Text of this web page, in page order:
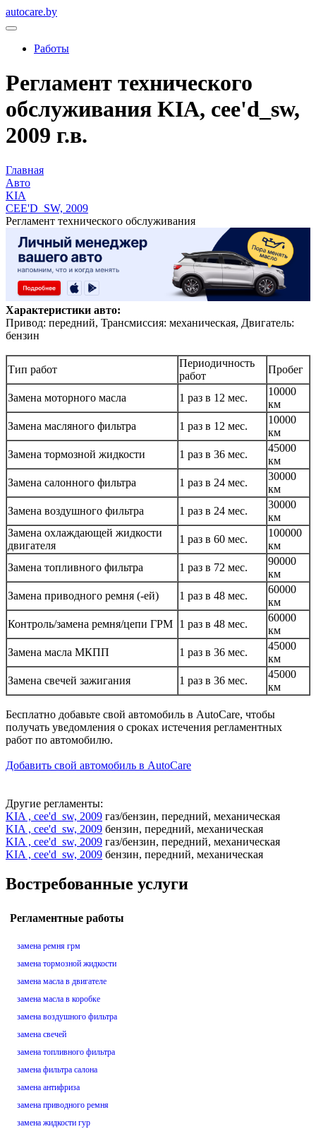
autocare.by
Работы
Регламент технического
обслуживания KIA, cee'd_sw,
2009 г.в.
Главная
Авто
KIA
CEE'D_SW, 2009
Регламент технического обслуживания
Характеристики авто:
Привод: передний, Трансмиссия: механическая, Двигатель:
бензин
Тип работ
Периодичность
работ
Пробег
Замена моторного масла 1 раз в 12 мес.
10000
км
Замена масляного фильтра
1 раз в 12 мес.
10000
км
Замена тормозной жидкости
1 раз в 36 мес.
45000
км
Замена салонного фильтра
1 раз в 24 мес.
30000
км
Замена воздушного фильтра
1 раз в 24 мес.
30000
км
Замена охлаждающей жидкости
двигателя
1 раз в 60 мес.
100000
км
Замена топливного фильтра
1 раз в 72 мес.
90000
км
Замена приводного ремня (-ей)
1 раз в 48 мес.
60000
км
Контроль/замена ремня/цепи ГРМ 1 раз в 48 мес.
60000
км
Замена масла МКПП
1 раз в 36 мес.
45000
км
Замена свечей зажигания
1 раз в 36 мес.
45000
км
Бесплатно добавьте свой автомобиль в AutoCare, чтобы
получать уведомления о сроках истечения регламентных
работ по автомобилю.
Добавить свой автомобиль в AutoCare
Другие регламенты:
KIA , cee'd_sw, 2009 газ/бензин, передний, механическая
KIA , cee'd_sw, 2009 бензин, передний, механическая
KIA , cee'd_sw, 2009 газ/бензин, передний, механическая
KIA , cee'd_sw, 2009 бензин, передний, механическая
Востребованные услуги
Регламентные работы
замена ремня грм
замена тормозной жидкости
замена масла в двигателе
замена масла в коробке
замена воздушного фильтра
замена свечей
замена топливного фильтра
замена фильтра салона
замена антифриза
замена приводного ремня
замена жидкости гур